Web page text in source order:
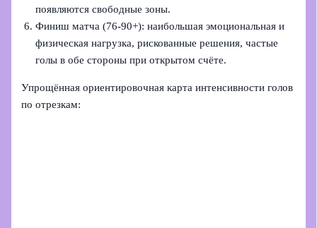
появляются свободные зоны.
Финиш матча (76-90+): наибольшая эмоциональная и
физическая нагрузка, рискованные решения, частые
голы в обе стороны при открытом счёте.
Упрощённая ориентировочная карта интенсивности голов
по отрезкам: